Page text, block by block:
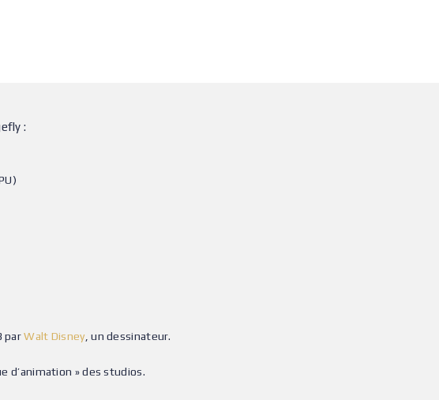
:
parWalt Disney, un dessinateur.
d’animation » des studios.